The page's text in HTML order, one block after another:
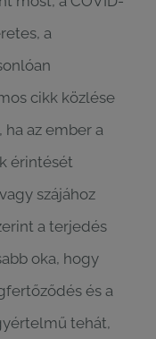
a
cikk közlése
az ember a
érintését
szájához
a terjedés
oka, hogy
és a
tehát,